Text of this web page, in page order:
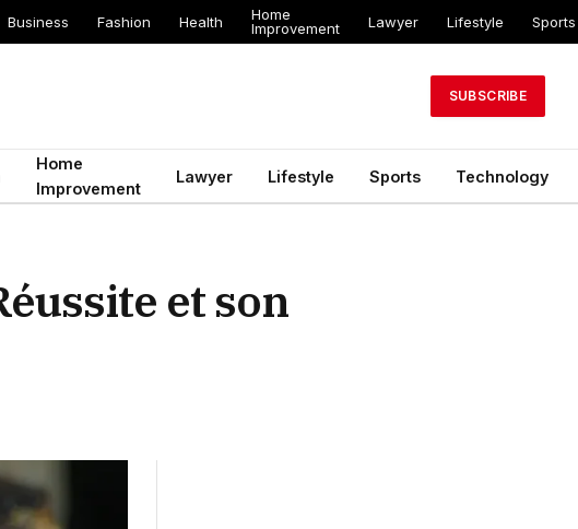
Business Fashion Health
Home
Improvement
Lawyer Lifestyle Sports
SUBSCRIBE
Home
Improvement
Lawyer Lifestyle Sports Technology
et son